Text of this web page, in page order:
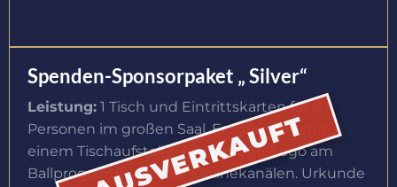
Spenden-Sponsorpaket „ Silver“
AUSVERKAUFT
Leistung: 1 Tisch und Eintrittskarten für 8
Personen im großen Saal, Erdgeschoß mit
einem Tischaufsteller Firmenlogo, Logo am
Ballprogramm und auf Onlinekanälen. Urkunde